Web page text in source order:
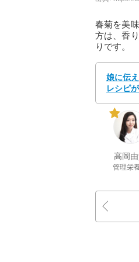
春菊を美
方は、香
りです。
娘に伝
レシピ
高岡
管理栄